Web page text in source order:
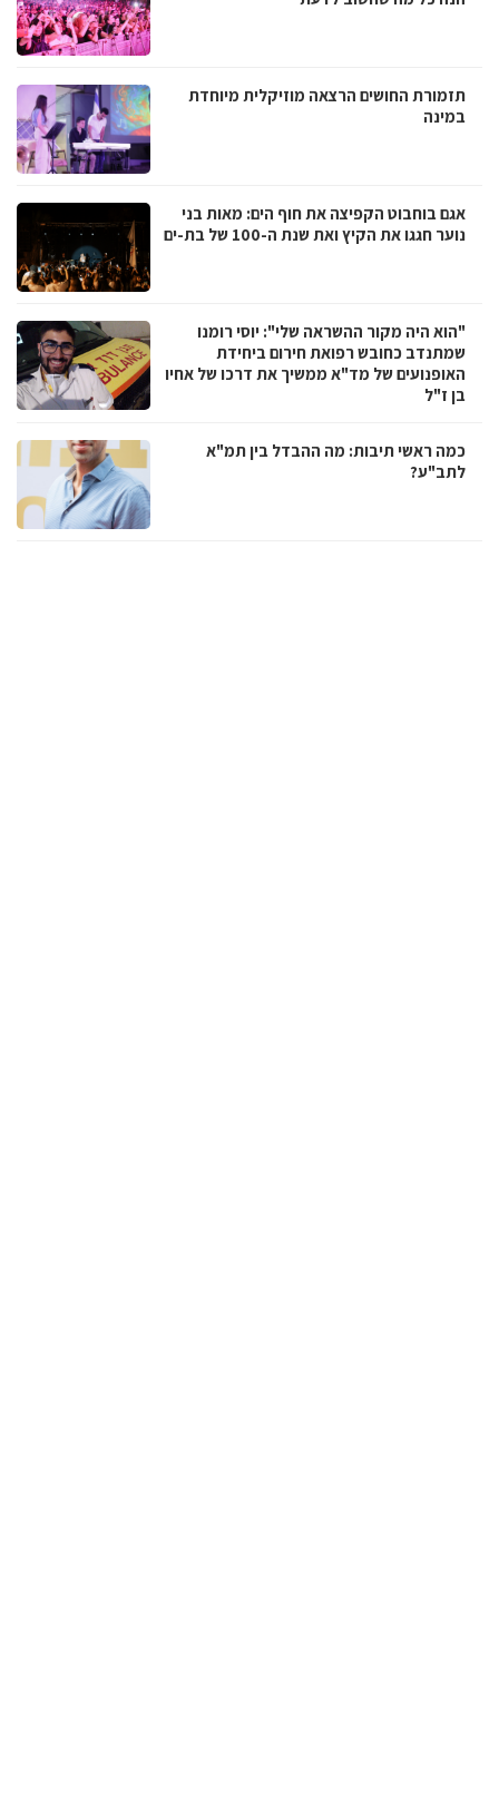
תזמורת החושים הרצאה מוזיקלית מיוחדת
במינה
אגם בוחבוט הקפיצה את חוף הים: מאות בני
נוער חגגו את הקיץ ואת שנת ה-100 של בת-ים
"הוא היה מקור ההשראה שלי": יוסי רומנו
שמתנדב כחובש רפואת חירום ביחידת
האופנועים של מד"א ממשיך את דרכו של אחיו
בן ז"ל
כמה ראשי תיבות: מה ההבדל בין תמ"א
לתב"ע?